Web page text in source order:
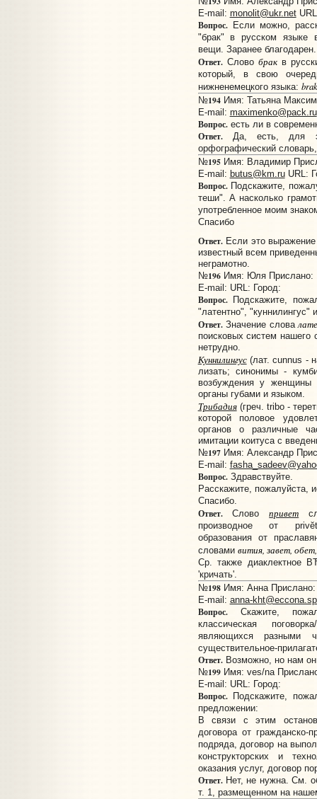
E-mail: monolit@ukr.net
Вопрос.Если можно,
"брак" в русском языке в
вещи. Заранее благодарен.
Ответ.Слово бракв
который, в свою
нижненемецкого языка: brak
№194Имя: Татьяна
E-mail: maximenko@pack.ru
Вопрос.есть ли в
Ответ.Да, есть, для
орфографический
№195Имя: Владимир
E-mail: butus@km.ruURL:
Вопрос.Подскажите,
теши". А насколько
употребленное моим
Спасибо
Ответ.Если это выражение
известный всем
неграмотно.
№196Имя: Юля Прислано:
E-mail: URL: Город:
Вопрос.Подскажите,
"латентно", "куннилингус"
Ответ.Значение слова
поисковых систем нашего
нетрудно.
Куннилингус(лат. cunnus -
лизать; синонимы -
возбуждения у женщины
органы губами и языком.
Трибадия(греч. tribo -
которой половое
органов о различные
имитации коитуса с
№197Имя: Александр
E-mail:
Вопрос.Здравствуйте.
Расскажите, пожалуйста,
Спасибо.
Ответ.Словопривет
производное от
образования от
словами вития, завет,
Ср. также диаклектное
'кричать'.
№198Имя: Анна Прислано:
E-mail: anna-
Вопрос.Скажите,
классическая
являющихся разными
существительное-
Ответ.Возможно, но нам
№199Имя: ves/na
E-mail: URL: Город:
Вопрос.Подскажите,
предложении:
В связи с этим
договора от гражданско-
подряда, договор на
конструкторских и
оказания услуг, договор
Ответ.Нет, не нужна. См.
т. 1, размещенном на